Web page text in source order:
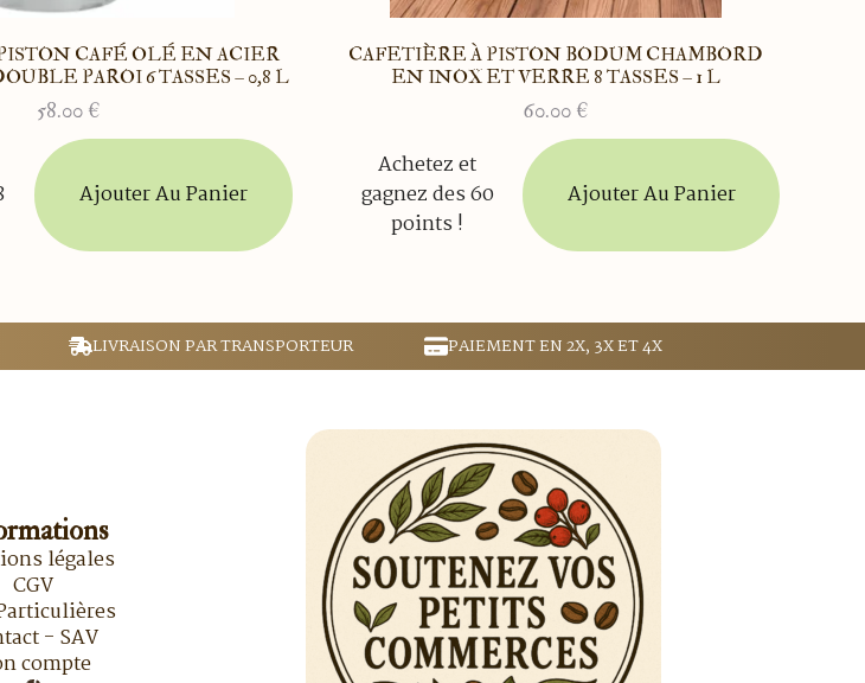
CAFÉ OLÉ EN ACIER
PAROI 6 TASSES – 0,8 L
58.00 €
Ajouter Au Panier
CAFETIÈRE À PISTON BODUM CHAMBORD
EN INOX ET VERRE 8 TASSES – 1 L
60.00 €
Achetez et
gagnez des 60
points !
Ajouter Au Panier
LIVRAISON PAR TRANSPORTEUR PAIEMENT EN 2X, 3X ET 4X
légales
CGV
- SAV
compte